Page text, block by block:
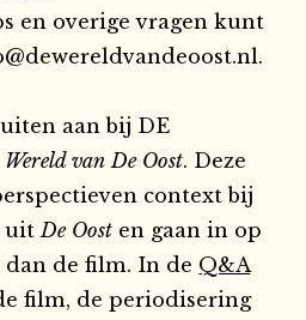
en overige vragen kunt
aan bij DE
Wereld van De Oost. Deze
context bij
uit De Oost en gaan in op
de film. In de Q&A
film, de periodisering